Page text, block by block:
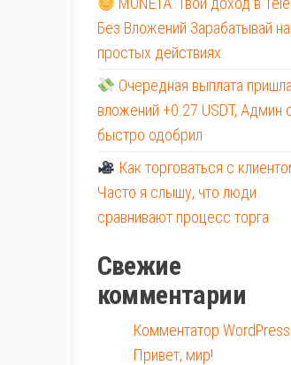
Без Вложений Зарабатывай на
простых действиях:
Очередная выплата
вложений +0.27 USDT, Админ
быстро одобрил
Как торговаться с
Часто я слышу, что люди
сравнивают процесс торга
Свежие
комментарии
Комментатор WordPress
Привет, мир!